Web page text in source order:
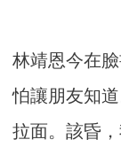
林靖恩今在
怕讓朋友知
拉面。該昏